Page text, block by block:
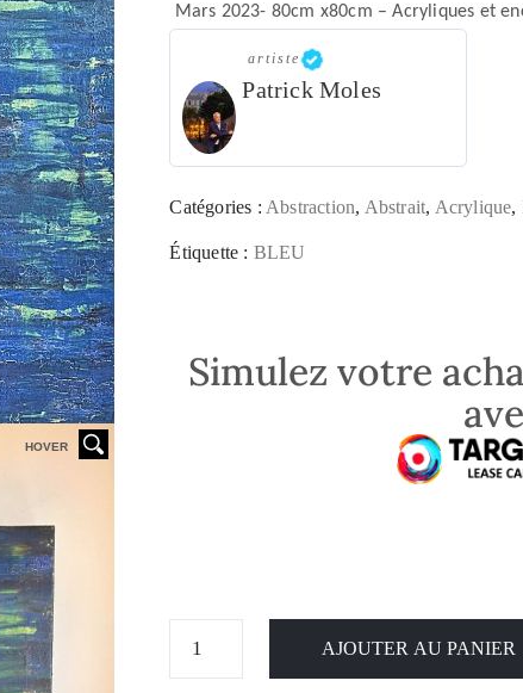
HOVER
Mars 2023- 80cm x80cm – Acryliques et
artiste
Patrick Moles
Catégories : Abstraction, Abstrait, Acrylique,
Étiquette : BLEU
Simulez votre
AJOUTER AU PANIER